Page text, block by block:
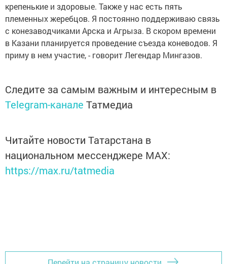
крепенькие и здоровые. Также у нас есть пять
племенных жеребцов. Я постоянно поддерживаю связь
с конезаводчиками Арска и Агрыза. В скором времени
в Казани планируется проведение съезда коневодов. Я
приму в нем участие, - говорит Легендар Мингазов.
Следите за самым важным и интересным в
Telegram-канале Татмедиа
Читайте новости Татарстана в
национальном мессенджере MАХ:
https://max.ru/tatmedia